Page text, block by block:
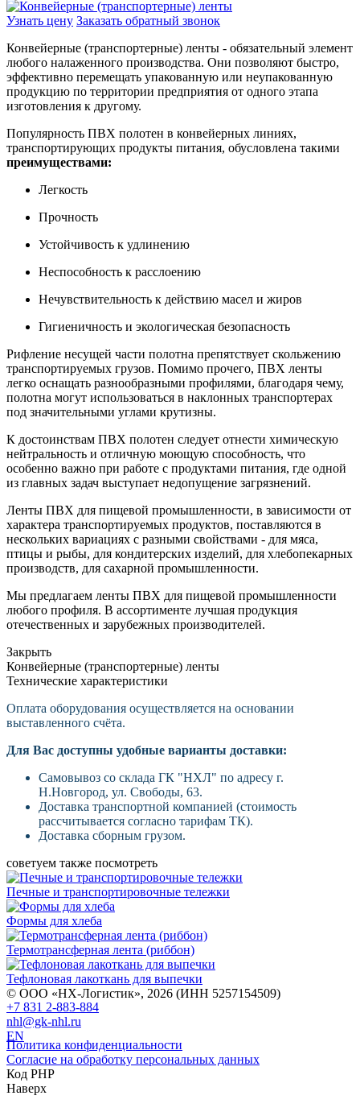
Узнать цену Заказать обратный звонок
Конвейерные (транспортерные) ленты - обязательный элемент
любого налаженного производства. Они позволяют быстро,
эффективно перемещать упакованную или неупакованную
продукцию по территории предприятия от одного этапа
изготовления к другому.
Популярность ПВХ полотен в конвейерных линиях,
транспортирующих продукты питания, обусловлена такими
преимуществами:
Легкость
Прочность
Устойчивость к удлинению
Неспособность к расслоению
Нечувствительность к действию масел и жиров
Гигиеничность и экологическая безопасность
Рифление несущей части полотна препятствует скольжению
транспортируемых грузов. Помимо прочего, ПВХ ленты
легко оснащать разнообразными профилями, благодаря чему,
полотна могут использоваться в наклонных транспортерах
под значительными углами крутизны.
К достоинствам ПВХ полотен следует отнести химическую
нейтральность и отличную моющую способность, что
особенно важно при работе с продуктами питания, где одной
из главных задач выступает недопущение загрязнений.
Ленты ПВХ для пищевой промышленности, в зависимости от
характера транспортируемых продуктов, поставляются в
нескольких вариациях с разными свойствами - для мяса,
птицы и рыбы, для кондитерских изделий, для хлебопекарных
производств, для сахарной промышленности.
Мы предлагаем ленты ПВХ для пищевой промышленности
любого профиля. В ассортименте лучшая продукция
отечественных и зарубежных производителей.
Закрыть
Конвейерные (транспортерные) ленты
Технические характеристики
Оплата оборудования осуществляется на основании
выставленного счёта.
Для Вас доступны удобные варианты доставки:
Самовывоз со склада ГК "НХЛ" по адресу г.
Н.Новгород, ул. Свободы, 63.
Доставка транспортной компанией (стоимость
рассчитывается согласно тарифам ТК).
Доставка сборным грузом.
советуем также посмотреть
Печные и транспортировочные тележки
Формы для хлеба
Термотрансферная лента (риббон)
Тефлоновая лакоткань для выпечки
© ООО «НХ-Логистик», 2026 (ИНН 5257154509)
+7 831 2-883-884
nhl@gk-nhl.ru
EN
Политика конфиденциальности
Согласие на обработку персональных данных
Код PHP
Наверх